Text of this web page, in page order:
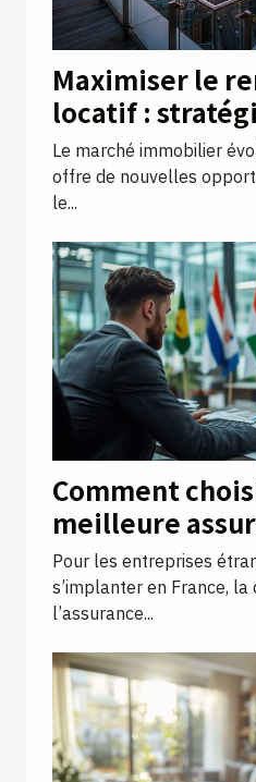
Maximiser le
locatif :
innovantes
Le marché immobilier
offre de nouvelles
le...
Comment
meilleure
votre
en France ?
Pour les entreprises
s’implanter en France, la
l’assurance...